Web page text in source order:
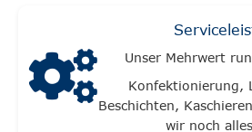
Unser Mehrwert
Konfektionierung,
Beschichten,
wir noch